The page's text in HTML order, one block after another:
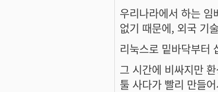
우리나라에서 하는
없기 때문에, 외국 기
리눅스로 밑바닥부터
그 시간에 비싸지만
툴 사다가 빨리 만들